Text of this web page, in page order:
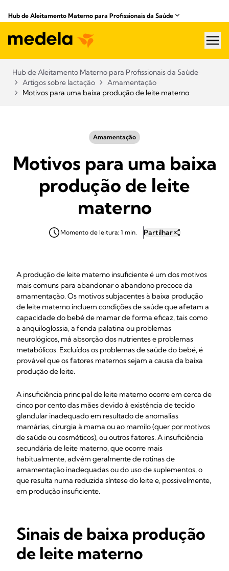
Hub de Aleitamento Materno para Profissionais da Saúde​
Hub de Aleitamento Materno para Profissionais da Saúde​
Artigos sobre lactação
Amamentação
Motivos para uma baixa produção de leite materno
Amamentação
Motivos para uma baixa
produção de leite
materno
Momento de leitura: 1 min. Partilhar
A produção de leite materno insuficiente é um dos motivos
mais comuns para abandonar o abandono precoce da
amamentação. Os motivos subjacentes à baixa produção
de leite materno incluem condições de saúde que afetam a
capacidade do bebé de mamar de forma eficaz, tais como
a anquiloglossia, a fenda palatina ou problemas
neurológicos, má absorção dos nutrientes e problemas
metabólicos. Excluídos os problemas de saúde do bebé, é
provável que os fatores maternos sejam a causa da baixa
produção de leite.
A insuficiência principal de leite materno ocorre em cerca de
cinco por cento das mães devido à existência de tecido
glandular inadequado em resultado de anomalias
mamárias, cirurgia à mama ou ao mamilo (quer por motivos
de saúde ou cosméticos), ou outros fatores. A insuficiência
secundária de leite materno, que ocorre mais
habitualmente, advém geralmente de rotinas de
amamentação inadequadas ou do uso de suplementos, o
que resulta numa reduzida síntese do leite e, possivelmente,
em produção insuficiente.
Sinais de baixa produção
de leite materno